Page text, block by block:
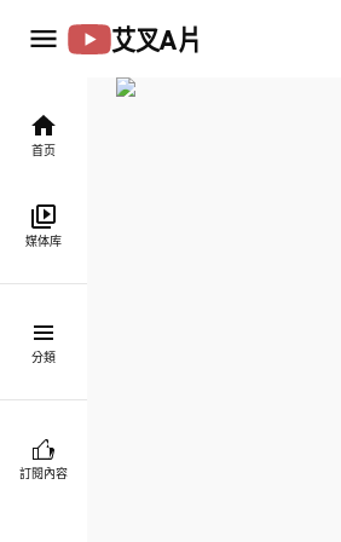
艾叉A片
首页
媒体库
分類
訂閱內容